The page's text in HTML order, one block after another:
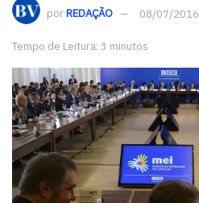
porREDAÇÃO 08/07/2016
Tempo de Leitura: 3 minutos